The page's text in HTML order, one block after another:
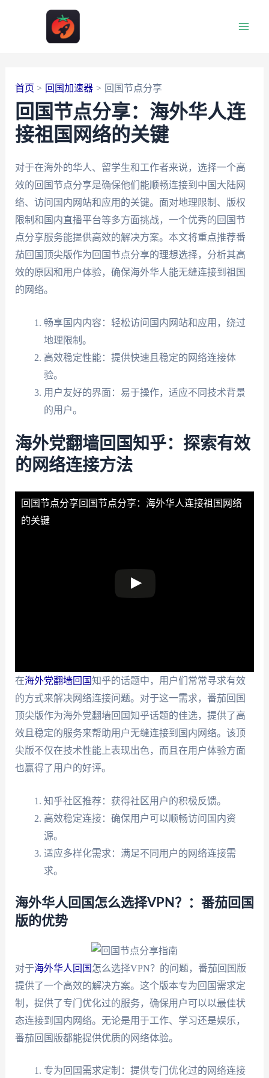
首页 回国加速器 回国节点分享
回国节点分享：海外华人连
接祖国网络的关键
对于在海外的华人、留学生和工作者来说，选择一个高
效的回国节点分享是确保他们能顺畅连接到中国大陆网
络、访问国内网站和应用的关键。面对地理限制、版权
限制和国内直播平台等多方面挑战，一个优秀的回国节
点分享服务能提供高效的解决方案。本文将重点推荐番
茄回国顶尖版作为回国节点分享的理想选择，分析其高
效的原因和用户体验，确保海外华人能无缝连接到祖国
的网络。
畅享国内内容：轻松访问国内网站和应用，绕过
地理限制。
高效稳定性能：提供快速且稳定的网络连接体
验。
用户友好的界面：易于操作，适应不同技术背景
的用户。
海外党翻墙回国知乎：探索有效
的网络连接方法
回国节点分享回国节点分享：海外华人连接祖国网络
的关键
在海外党翻墙回国知乎的话题中，用户们常常寻求有效
的方式来解决网络连接问题。对于这一需求，番茄回国
顶尖版作为海外党翻墙回国知乎话题的佳选，提供了高
效且稳定的服务来帮助用户无缝连接到国内网络。该顶
尖版不仅在技术性能上表现出色，而且在用户体验方面
也赢得了用户的好评。
知乎社区推荐：获得社区用户的积极反馈。
高效稳定连接：确保用户可以顺畅访问国内资
源。
适应多样化需求：满足不同用户的网络连接需
求。
海外华人回国怎么选择VPN？：番茄回国
版的优势
对于海外华人回国 怎么选择VPN？的问题，番茄回国版
提供了一个高效的解决方案。这个版本专为回国需求定
制，提供了专门优化过的服务，确保用户可以以最佳状
态连接到国内网络。无论是用于工作、学习还是娱乐，
番茄回国版都能提供优质的网络体验。
专为回国需求定制：提供专门优化过的网络连接